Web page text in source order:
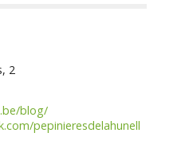
2
blog/
pepinieresdelahunell